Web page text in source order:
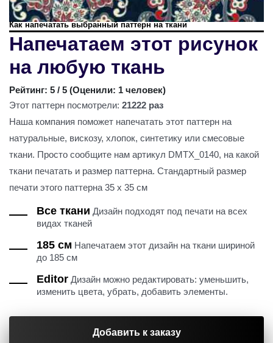
Как напечатать выбранный паттерн на ткани
Напечатаем этот рисунок
на любую ткань
Рейтинг: 5 / 5 (Оценили: 1 человек)
Этот паттерн посмотрели: 21222 раз
Наша компания поможет напечатать этот паттерн на
натуральные, вискозу, хлопок, синтетику или смесовые
ткани. Просто сообщите нам артикул DMTX_0140, на какой
ткани печатать и размер паттерна. Стандартный размер
печати этого паттерна 35 х 35 см
Все ткани Дизайн подходят под печати на всех
видах тканей
185 см Напечатаем этот дизайн на ткани шириной
до 185 см
Editor Дизайн можно редактировать: уменьшить,
изменить цвета, убрать, добавить элементы.
Добавить к заказу